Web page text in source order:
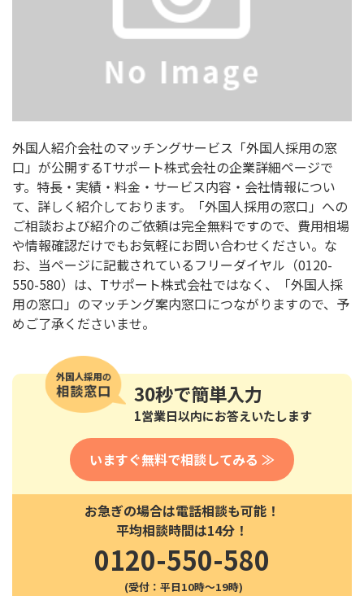
外国人紹介会社のマッチングサービス「外国人採用の窓
口」が公開するTサポート株式会社の企業詳細ページで
す。特長・実績・料金・サービス内容・会社情報につい
て、詳しく紹介しております。「外国人採用の窓口」への
ご相談および紹介のご依頼は完全無料ですので、費用相場
や情報確認だけでもお気軽にお問い合わせください。な
お、当ページに記載されているフリーダイヤル（0120-
550-580）は、Tサポート株式会社ではなく、「外国人採
用の窓口」のマッチング案内窓口につながりますので、予
めご了承くださいませ。
30秒で簡単入力
1営業日以内にお答えいたします
いますぐ無料で相談してみる ≫
お急ぎの場合は電話相談も可能！
平均相談時間は14分！
0120-550-580
(受付：平日10時〜19時)